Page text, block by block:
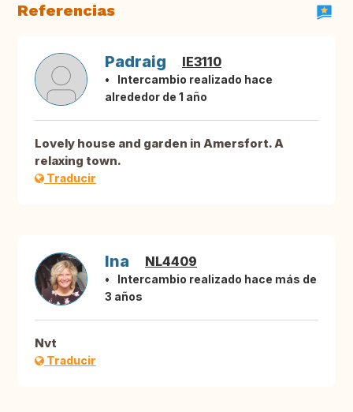
Referencias
Padraig IE3110
Intercambio realizado hace
alrededor de 1 año
Lovely house and garden in Amersfort. A
relaxing town.
Traducir
Ina NL4409
Intercambio realizado hace más de
3 años
Nvt
Traducir